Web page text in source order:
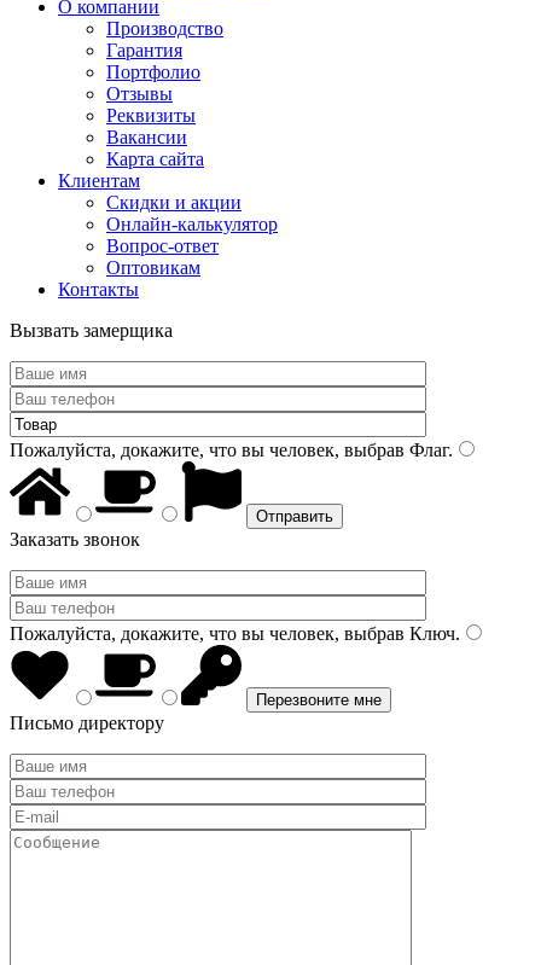
О компании
Производство
Гарантия
Портфолио
Отзывы
Реквизиты
Вакансии
Карта сайта
Клиентам
Скидки и акции
Онлайн-калькулятор
Вопрос-ответ
Оптовикам
Контакты
Вызвать замерщика
Пожалуйста, докажите, что вы человек, выбрав Флаг.
Заказать звонок
Пожалуйста, докажите, что вы человек, выбрав Ключ.
Письмо директору